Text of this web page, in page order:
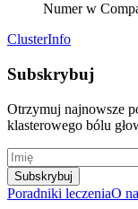
Numer w
ClusterInfo
Subskrybuj
Otrzymuj najnowsze
klasterowego bólu
Subskrybuj
Poradniki leczeniaO